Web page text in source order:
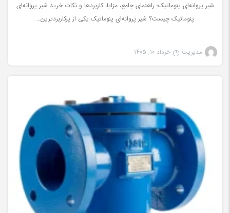
شیر پروانه‌ای پنوماتیک؛ راهنمای جامع، مزایا، کاربردها و نکات خرید شیر پروانه‌ای
پنوماتیک چیست؟ شیر پروانه‌ای پنوماتیک یکی از پرکاربردترین…
مدیریت خرداد 10, 1405